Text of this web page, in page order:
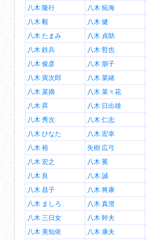
八木 隆行
八木 拓海
八木 毅
八木 健
八木 たまみ
八木 貞助
八木 鉄兵
八木 哲也
八木 俊彦
八木 朋子
八木 寅次郎
八木 菜緒
八木 菜摘
八木 菜々花
八木 昇
八木 日出雄
八木 秀次
八木 仁志
八木 ひなた
八木 宏幸
八木 裕
矢樹 広弓
八木 宏之
八木 冕
八木 良
八木 誠
八木 昌子
八木 将康
八木 ましろ
八木 真澄
八木 三日女
八木 幹夫
八木 美知依
八木 康夫